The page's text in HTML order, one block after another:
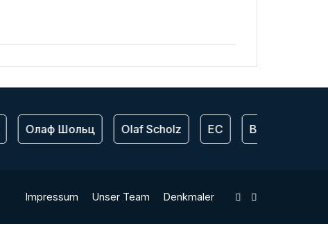
Олаф Шольц Olaf Scholz ЕС Bundeswehr
Impressum Unser Team Denkmaler